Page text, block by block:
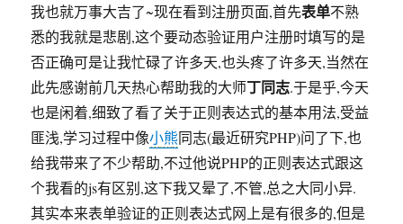
我也就万事大吉了~现在看到注册页面,首先表单不熟
悉的我就是悲剧,这个要动态验证用户注册时填写的是
否正确可是让我忙碌了许多天,也头疼了许多天,当然在
此先感谢前几天热心帮助我的大师丁同志.于是乎,今天
也是闲着,细致了看了关于正则表达式的基本用法,受益
匪浅,学习过程中像小熊同志(最近研究PHP)问了下,也
给我带来了不少帮助,不过他说PHP的正则表达式跟这
个我看的js有区别,这下我又晕了,不管,总之大同小异.
其实本来表单验证的正则表达式网上是有很多的,但是